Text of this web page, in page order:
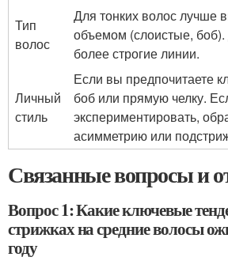
Тип
волос
Для тонких волос лучше
объемом (слоистые,
более строгие линии.
Личный
стиль
Если вы предпочитаете
боб или прямую челку.
экспериментировать,
асимметрию или
Связанные вопросы и
Вопрос 1: Какие ключевые
стрижках на средние волосы
году